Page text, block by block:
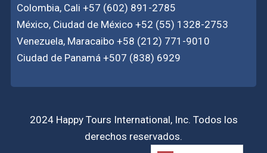
Colombia, Cali +57 (602) 891-2785
México, Ciudad de México +52 (55) 1328-2753
Venezuela, Maracaibo +58 (212) 771-9010
Ciudad de Panamá +507 (838) 6929
2024 Happy Tours International, Inc. Todos los
derechos reservados.